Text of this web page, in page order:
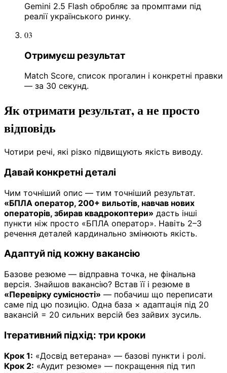
Gemini 2.5 Flash обробляє за промптами під
реалії українського ринку.
03
Отримуєш результат
Match Score, список прогалин і конкретні правки
— за 30 секунд.
Як отримати результат, а не просто
відповідь
Чотири речі, які різко підвищують якість виводу.
Давай конкретні деталі
Чим точніший опис — тим точніший результат.
«БПЛА оператор, 200+ вильотів, навчав нових
операторів, збирав квадрокоптери» дасть інші
пункти ніж просто «БПЛА оператор». Навіть 2–3
речення деталей кардинально змінюють якість.
Адаптуй під кожну вакансію
Базове резюме — відправна точка, не фінальна
версія. Знайшов вакансію? Встав її і резюме в
«Перевірку сумісності» — побачиш що переписати
саме під цю позицію. Одна база × адаптація під 20
вакансій = 20 сильних версій без зайвих зусиль.
Ітеративний підхід: три кроки
Крок 1: «Досвід ветерана» — базові пункти і ролі.
Крок 2: «Аудит резюме» — покращення під тип